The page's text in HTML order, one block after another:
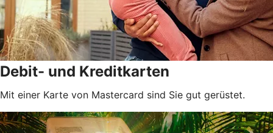
Debit- und Kreditkarten
Mit einer Karte von Mastercard sind Sie gut gerüstet.